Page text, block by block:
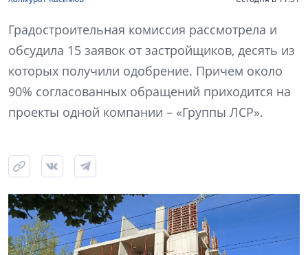
Градостроительная комиссия рассмотрела и
обсудила 15 заявок от застройщиков, десять из
которых получили одобрение. Причем около
90% согласованных обращений приходится на
проекты одной компании – «Группы ЛСР».